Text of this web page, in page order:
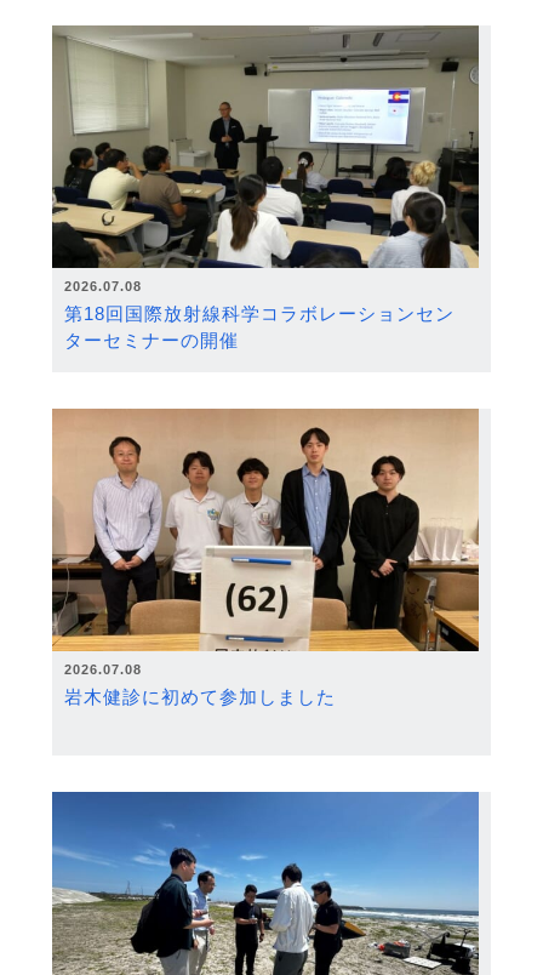
2026.07.08
第18回国際放射線科学コラボレーションセン
ターセミナーの開催
2026.07.08
岩木健診に初めて参加しました